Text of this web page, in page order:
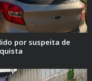
por suspeita de